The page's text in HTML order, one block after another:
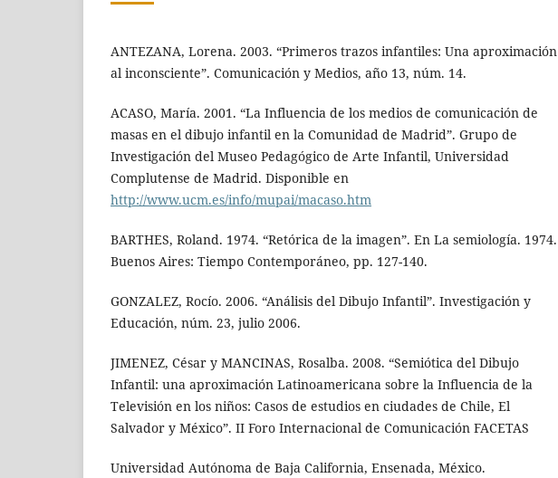
ANTEZANA, Lorena. 2003. “Primeros trazos infantiles: Una aproximación
al inconsciente”. Comunicación y Medios, año 13, núm. 14.
ACASO, María. 2001. “La Influencia de los medios de comunicación de
masas en el dibujo infantil en la Comunidad de Madrid”. Grupo de
Investigación del Museo Pedagógico de Arte Infantil, Universidad
Complutense de Madrid. Disponible en
http://www.ucm.es/info/mupai/macaso.htm
BARTHES, Roland. 1974. “Retórica de la imagen”. En La semiología. 1974.
Buenos Aires: Tiempo Contemporáneo, pp. 127-140.
GONZALEZ, Rocío. 2006. “Análisis del Dibujo Infantil”. Investigación y
Educación, núm. 23, julio 2006.
JIMENEZ, César y MANCINAS, Rosalba. 2008. “Semiótica del Dibujo
Infantil: una aproximación Latinoamericana sobre la Influencia de la
Televisión en los niños: Casos de estudios en ciudades de Chile, El
Salvador y México”. II Foro Internacional de Comunicación FACETAS
Universidad Autónoma de Baja California, Ensenada, México.